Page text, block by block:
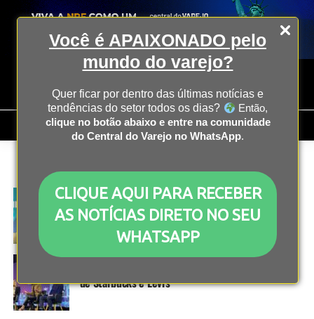
Você é APAIXONADO pelo
mundo do varejo?
Quer ficar por dentro das últimas notícias e
tendências do setor todos os dias?
Então,
clique no botão abaixo e entre na comunidade
do Central do Varejo no WhatsApp.
CLIQUE AQUI PARA RECEBER
AS NOTÍCIAS DIRETO NO SEU
WHATSAPP
All posts tagged "nrf"
NRF2025 2 anos atrás
Previsões de preços e novas estratégias no varejo
em 2025
NRF2025 2 anos atrás
de Starbucks e Levi’s